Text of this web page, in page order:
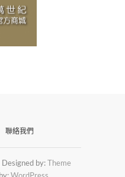
聯絡我們
| Designed by:Theme